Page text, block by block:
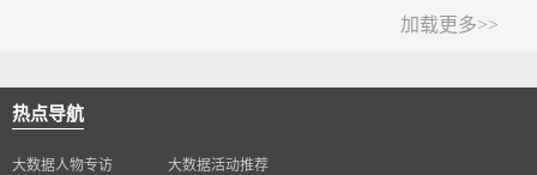
加载更多>>
热点导航
大数据人物专访 大数据活动推荐